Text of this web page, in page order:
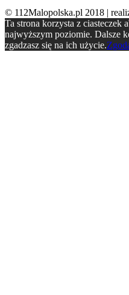
© 112Malopolska.pl 2018 |
Ta strona korzysta z ciasteczek
najwyższym poziomie. Dalsze
zgadzasz się na ich użycie.